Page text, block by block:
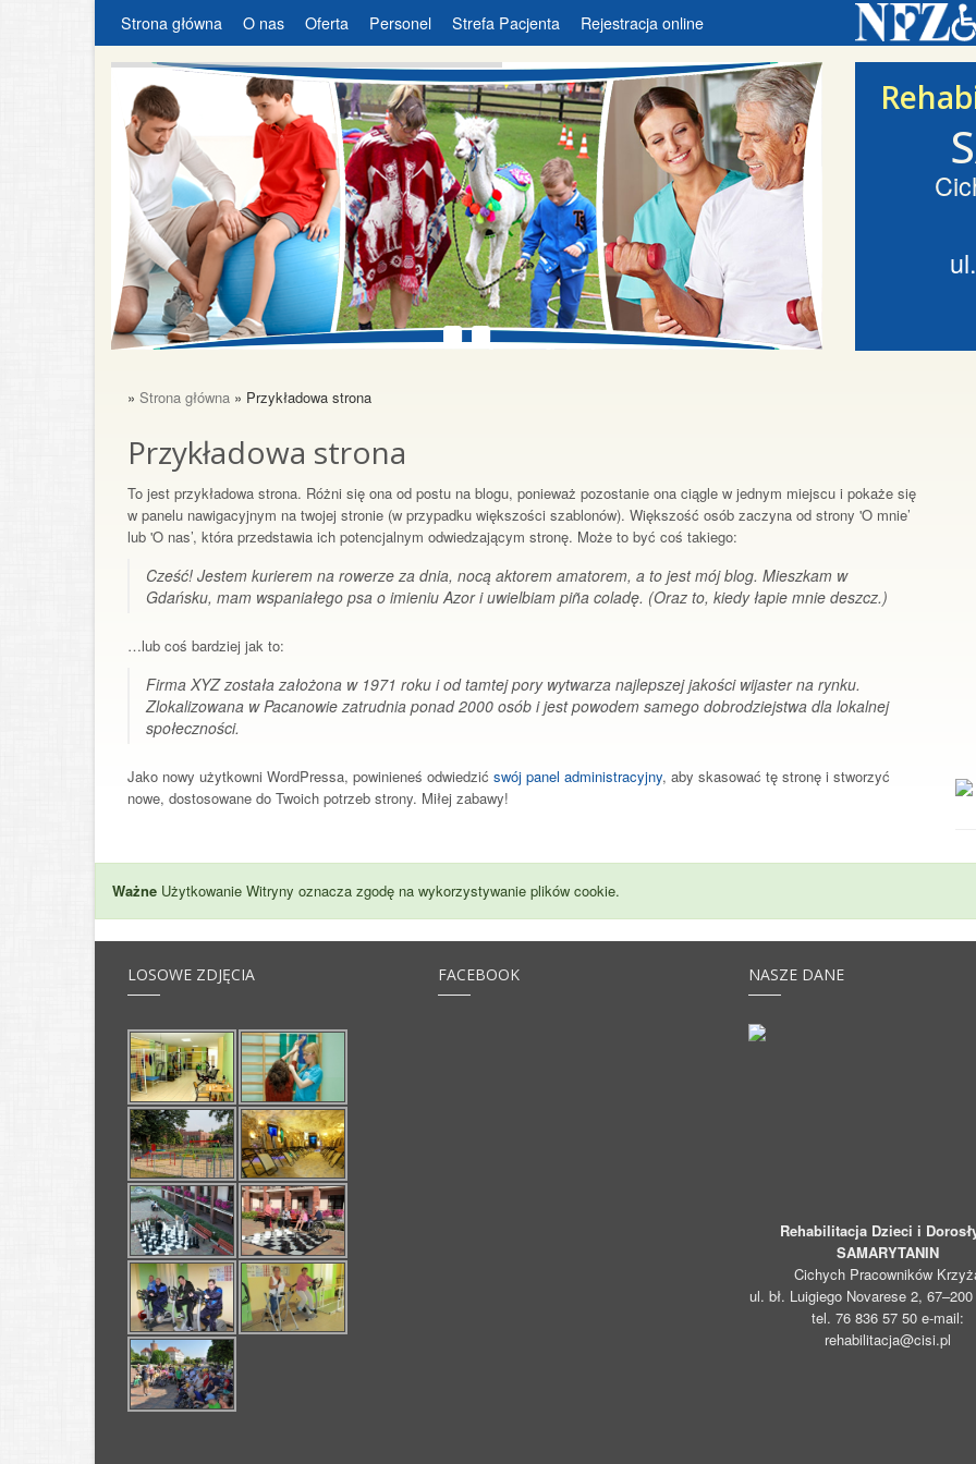
Strona główna O nas Oferta Personel Strefa Pacjenta Rejestracja online
» Strona główna » Przykładowa strona
Przykładowa strona
To jest przykładowa strona. Różni się ona od postu na blogu, ponieważ pozostanie ona ciągle w jednym miejscu i pokaże się
w panelu nawigacyjnym na twojej stronie (w przypadku większości szablonów). Większość osób zaczyna od strony 'O mnie’
lub 'O nas’, która przedstawia ich potencjalnym odwiedzającym stronę. Może to być coś takiego:
Cześć! Jestem kurierem na rowerze za dnia, nocą aktorem amatorem, a to jest mój blog. Mieszkam w
Gdańsku, mam wspaniałego psa o imieniu Azor i uwielbiam piña coladę. (Oraz to, kiedy łapie mnie deszcz.)
…lub coś bardziej jak to:
Firma XYZ została założona w 1971 roku i od tamtej pory wytwarza najlepszej jakości wijaster na rynku.
Zlokalizowana w Pacanowie zatrudnia ponad 2000 osób i jest powodem samego dobrodziejstwa dla lokalnej
społeczności.
Jako nowy użytkowni WordPressa, powinieneś odwiedzić swój panel administracyjny, aby skasować tę stronę i stworzyć
nowe, dostosowane do Twoich potrzeb strony. Miłej zabawy!
Ważne Użytkowanie Witryny oznacza zgodę na wykorzystywanie plików cookie.
LOSOWE ZDJĘCIA FACEBOOK NASZE DANE
Rehabilitacja Dzieci i
SAMARYTANIN
Cichych Pracowników
ul. bł. Luigiego Novarese 2, 67–200
tel. 76 836 57 50 e-mail:
rehabilitacja@cisi.pl